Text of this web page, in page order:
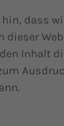
dass
dieser
Inhalt